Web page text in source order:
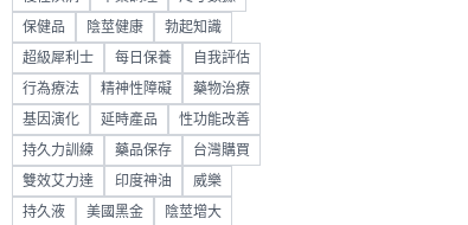
保健品 陰莖健康 勃起知識
超級犀利士 每日保養 自我評估
行為療法 精神性障礙 藥物治療
基因演化 延時產品 性功能改善
持久力訓練 藥品保存 台灣購買
雙效艾力達 印度神油 威樂
持久液 美國黑金 陰莖增大